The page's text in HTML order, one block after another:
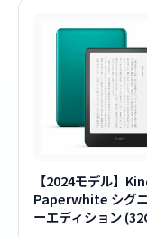
【2024モデル】
Paperwhite シグ
ーエディション